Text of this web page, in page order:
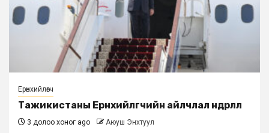
Ерөнхийлөгч
Тажикистаны Ерөнхийлөгчийн айлчлал өндөрлөлөө
3 долоо хоног ago Аюуш Энхтуул